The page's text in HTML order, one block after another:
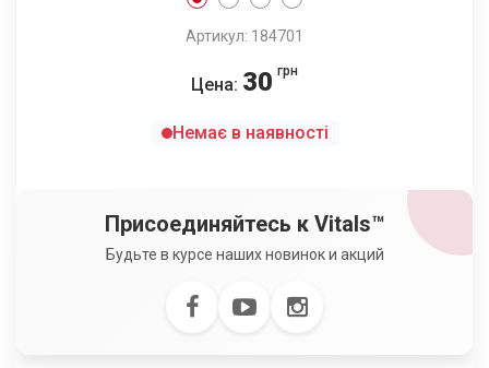
Артикул: 184701
Цена: 30 грн
Немає в наявності
Присоединяйтесь к Vitals™
Будьте в курсе наших новинок и акций